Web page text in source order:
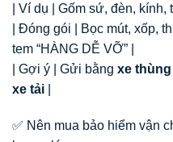
| Ví dụ | Gốm sứ, đèn, kính,
| Đóng gói | Bọc mút, xốp,
tem “HÀNG DỄ VỠ” |
| Gợi ý | Gửi bằng xe
xe tải
✅ Nên mua bảo hiểm vận